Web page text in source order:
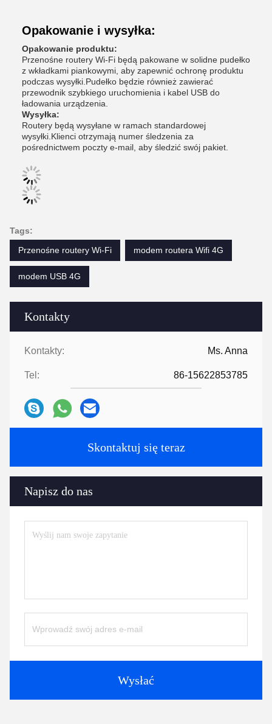
Kontakty
Kontakty: Ms. Anna
Tel: 86-15622853785
Skontaktuj się teraz
Napisz do nas
Wysłać
Opakowanie i wysyłka:
Opakowanie produktu:
Przenośne routery Wi-Fi będą pakowane w solidne pudełko
z wkładkami piankowymi, aby zapewnić ochronę produktu
podczas wysyłki.Pudełko będzie również zawierać
przewodnik szybkiego uruchomienia i kabel USB do
ładowania urządzenia.
Wysyłka:
Routery będą wysyłane w ramach standardowej
wysyłki.Klienci otrzymają numer śledzenia za
pośrednictwem poczty e-mail, aby śledzić swój pakiet.
Tags:
Przenośne routery Wi-Fi
modem routera Wifi 4G
modem USB 4G